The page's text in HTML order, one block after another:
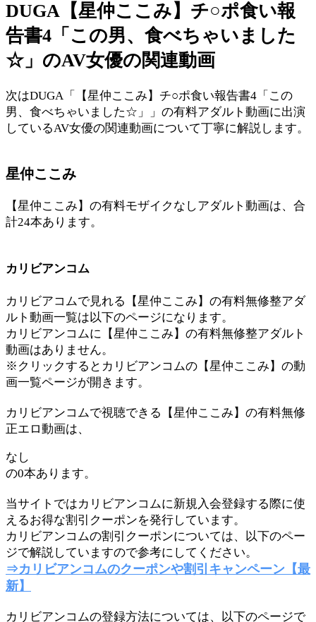
DUGA【星仲ここみ】チ○ポ食い報
告書4「この男、食べちゃいました
☆」のAV女優の関連動画
次はDUGA「【星仲ここみ】チ○ポ食い報告書4「この
男、食べちゃいました☆」」の有料アダルト動画に出演
しているAV女優の関連動画について丁寧に解説します。
星仲ここみ
【星仲ここみ】の有料モザイクなしアダルト動画は、合
計24本あります。
カリビアンコム
カリビアコムで見れる【星仲ここみ】の有料無修整アダ
ルト動画一覧は以下のページになります。
カリビアンコムに【星仲ここみ】の有料無修整アダルト
動画はありません。
※クリックするとカリビアンコムの【星仲ここみ】の動
画一覧ページが開きます。
カリビアンコムで視聴できる【星仲ここみ】の有料無修
正エロ動画は、
なし
の0本あります。
当サイトではカリビアンコムに新規入会登録する際に使
えるお得な割引クーポンを発行しています。
カリビアンコムの割引クーポンについては、以下のペー
ジで解説していますので参考にしてください。
⇒カリビアンコムのクーポンや割引キャンペーン【最
新】
カリビアンコムの登録方法については、以下のページで